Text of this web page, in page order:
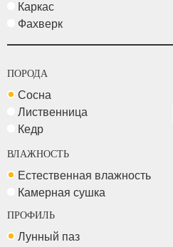
Каркас
Фахверк
ПОРОДА
Сосна
Лиственница
Кедр
ВЛАЖНОСТЬ
Естественная влажность
Камерная сушка
ПРОФИЛЬ
Лунный паз